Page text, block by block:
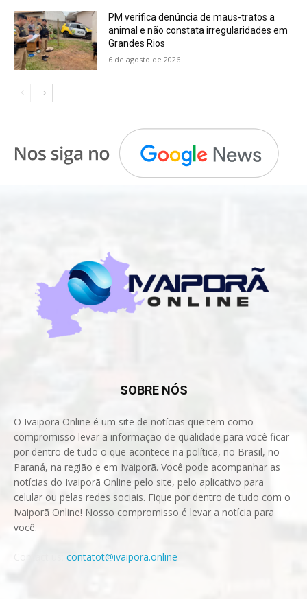
PM verifica denúncia de maus-tratos a
animal e não constata irregularidades em
Grandes Rios
6 de agosto de 2026
SOBRE NÓS
O Ivaiporã Online é um site de notícias que tem como
compromisso levar a informação de qualidade para você ficar
por dentro de tudo o que acontece na política, no Brasil, no
Paraná, na região e em Ivaiporã. Você pode acompanhar as
notícias do Ivaiporã Online pelo site, pelo aplicativo para
celular ou pelas redes sociais. Fique por dentro de tudo com o
Ivaiporã Online! Nosso compromisso é levar a notícia para
você.
contatot@ivaipora.online